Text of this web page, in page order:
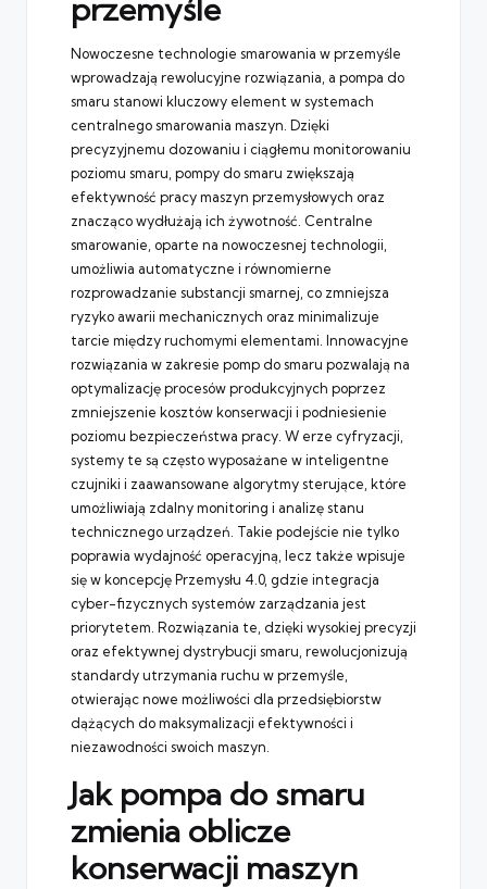
przemyśle
Nowoczesne technologie smarowania w przemyśle
wprowadzają rewolucyjne rozwiązania, a pompa do
smaru stanowi kluczowy element w systemach
centralnego smarowania maszyn. Dzięki
precyzyjnemu dozowaniu i ciągłemu monitorowaniu
poziomu smaru, pompy do smaru zwiększają
efektywność pracy maszyn przemysłowych oraz
znacząco wydłużają ich żywotność. Centralne
smarowanie, oparte na nowoczesnej technologii,
umożliwia automatyczne i równomierne
rozprowadzanie substancji smarnej, co zmniejsza
ryzyko awarii mechanicznych oraz minimalizuje
tarcie między ruchomymi elementami. Innowacyjne
rozwiązania w zakresie pomp do smaru pozwalają na
optymalizację procesów produkcyjnych poprzez
zmniejszenie kosztów konserwacji i podniesienie
poziomu bezpieczeństwa pracy. W erze cyfryzacji,
systemy te są często wyposażane w inteligentne
czujniki i zaawansowane algorytmy sterujące, które
umożliwiają zdalny monitoring i analizę stanu
technicznego urządzeń. Takie podejście nie tylko
poprawia wydajność operacyjną, lecz także wpisuje
się w koncepcję Przemysłu 4.0, gdzie integracja
cyber-fizycznych systemów zarządzania jest
priorytetem. Rozwiązania te, dzięki wysokiej precyzji
oraz efektywnej dystrybucji smaru, rewolucjonizują
standardy utrzymania ruchu w przemyśle,
otwierając nowe możliwości dla przedsiębiorstw
dążących do maksymalizacji efektywności i
niezawodności swoich maszyn.
Jak pompa do smaru
zmienia oblicze
konserwacji maszyn